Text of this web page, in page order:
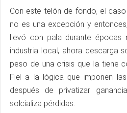
Con este telón de fondo, el
no es una excepción y
llevó con pala durante épocas
industria local, ahora descarga
peso de una crisis que la tiene
Fiel a la lógica que imponen
después de privatizar
solcializa pérdidas.